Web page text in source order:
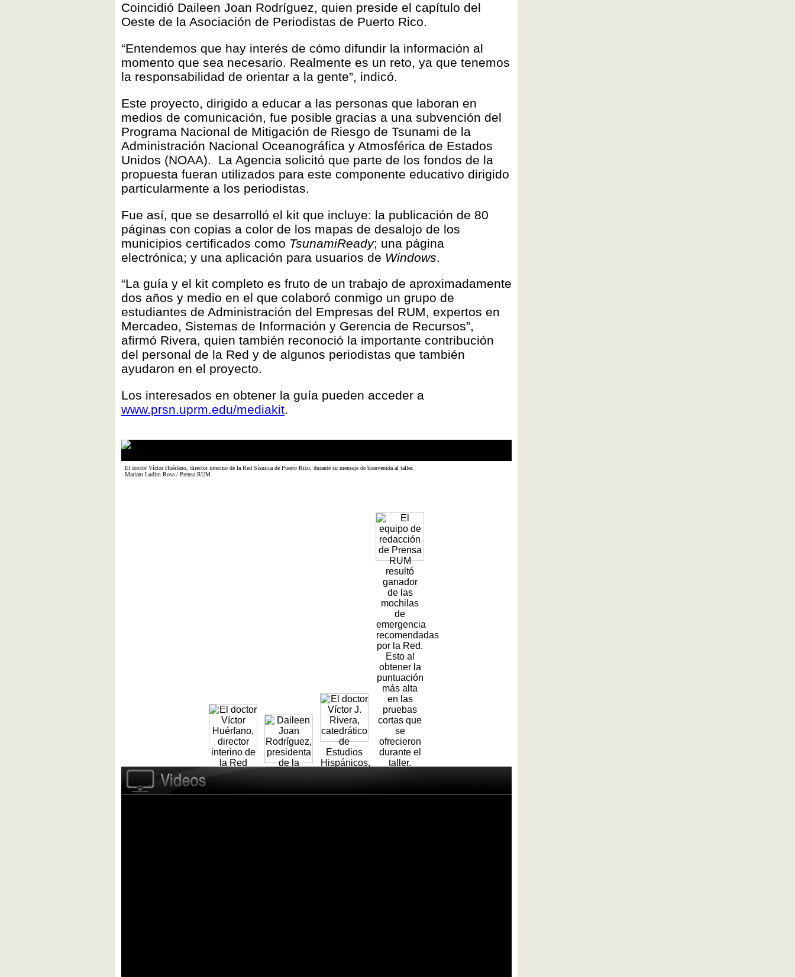
Coincidió Daileen Joan Rodríguez, quien preside el capítulo del
Oeste de la Asociación de Periodistas de Puerto Rico.
“Entendemos que hay interés de cómo difundir la información al
momento que sea necesario. Realmente es un reto, ya que tenemos
la responsabilidad de orientar a la gente”, indicó.
Este proyecto, dirigido a educar a las personas que laboran en
medios de comunicación, fue posible gracias a una subvención del
Programa Nacional de Mitigación de Riesgo de Tsunami de la
Administración Nacional Oceanográfica y Atmosférica de Estados
Unidos (NOAA). La Agencia solicitó que parte de los fondos de la
propuesta fueran utilizados para este componente educativo dirigido
particularmente a los periodistas.
Fue así, que se desarrolló el kit que incluye: la publicación de 80
páginas con copias a color de los mapas de desalojo de los
municipios certificados como TsunamiReady; una página
electrónica; y una aplicación para usuarios de Windows
“La guía y el kit completo es fruto de un trabajo de aproximadamente
dos años y medio en el que colaboró conmigo un grupo de
estudiantes de Administración del Empresas del RUM, expertos en
Mercadeo, Sistemas de Información y Gerencia de Recursos”,
afirmó Rivera, quien también reconoció la importante contribución
del personal de la Red y de algunos periodistas que también
ayudaron en el proyecto.
Los interesados en obtener la guía pueden acceder a
www.prsn.uprm.edu/mediakit.
El doctor Víctor Huérfano, director interino de la Red Sísmica de Puerto Rico, durante su mensaje de bienvenida al taller.
Mariam Ludim Rosa / Prensa RUM